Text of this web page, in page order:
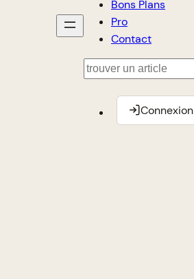
Bons Plans
Pro
Contact
Rechercher
Connexion